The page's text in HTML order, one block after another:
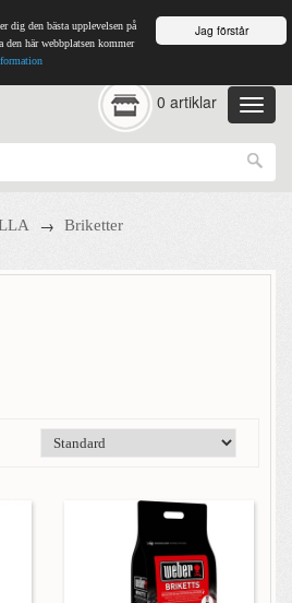
Jag förstår
dig den bästa upplevelsen på
den här webbplatsen kommer
0 artiklar
→ Briketter